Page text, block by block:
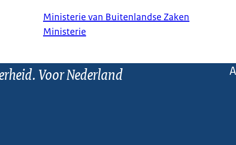
Ministerie van Buitenlandse Zaken
Ministerie
Voor Nederland